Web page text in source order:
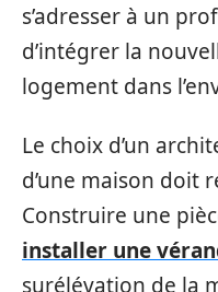
s’adresser à un
d’intégrer la
logement dans
Le choix d’un
d’une maison doit
Construire une
installer une
surélévation de la